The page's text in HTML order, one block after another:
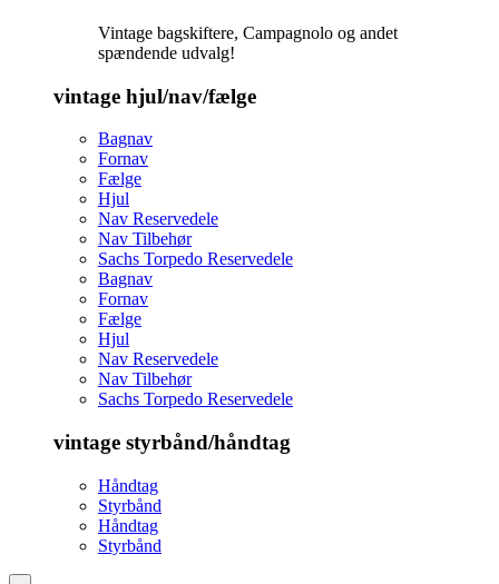
Vintage bagskiftere, Campagnolo og andet
spændende udvalg!
vintage hjul/nav/fælge
Bagnav
Fornav
Fælge
Hjul
Nav Reservedele
Nav Tilbehør
Sachs Torpedo Reservedele
Bagnav
Fornav
Fælge
Hjul
Nav Reservedele
Nav Tilbehør
Sachs Torpedo Reservedele
vintage styrbånd/håndtag
Håndtag
Styrbånd
Håndtag
Styrbånd